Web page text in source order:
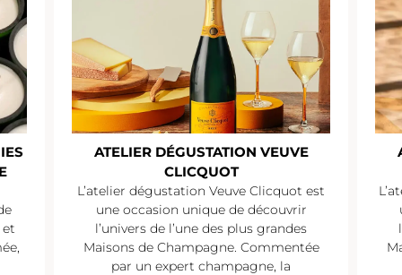
ATELIER DÉGUSTATION VEUVE
CLICQUOT
L’atelier dégustation Veuve Clicquot est
une occasion unique de découvrir
l’univers de l’une des plus grandes
Maisons de Champagne. Commentée
par un expert champagne, la